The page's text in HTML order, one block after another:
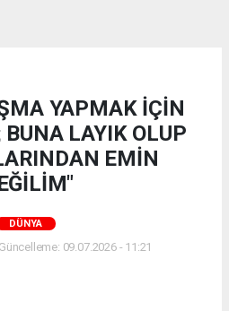
YAPMAK İÇİN
BUNA LAYIK OLUP
EMİN
DÜNYA
09.07.2026 - 11:21